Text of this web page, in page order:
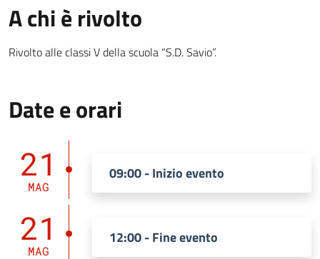
A chi è rivolto
Rivolto alle classi V della scuola “S.D. Savio”.
Date e orari
21
MAG
09:00 - Inizio evento
21
MAG
12:00 - Fine evento